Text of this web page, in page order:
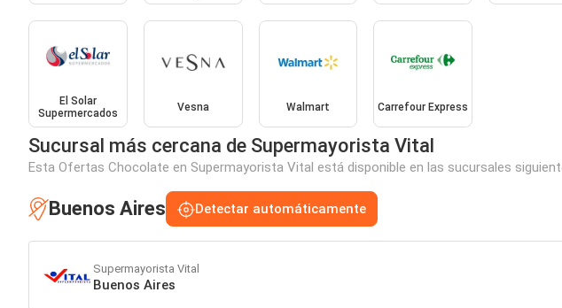
El Solar
Supermercados
Vesna Walmart Carrefour Express
Sucursal más cercana de Supermayorista Vital
Esta Ofertas Chocolate en Supermayorista Vital está disponible en las sucursales
Buenos Aires Detectar automáticamente
Supermayorista Vital
Buenos Aires